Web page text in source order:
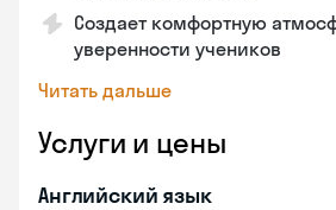
Создает комфортную
уверенности учеников
Читать дальше
Услуги и цены
Английский язык